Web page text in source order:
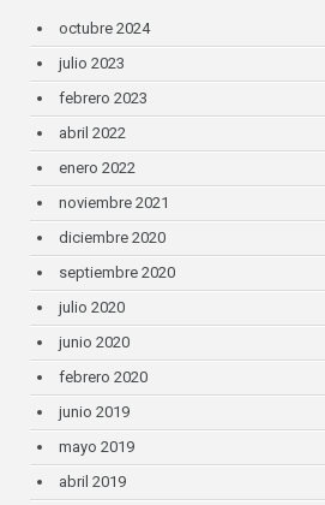
octubre 2024
julio 2023
febrero 2023
abril 2022
enero 2022
noviembre 2021
diciembre 2020
septiembre 2020
julio 2020
junio 2020
febrero 2020
junio 2019
mayo 2019
abril 2019